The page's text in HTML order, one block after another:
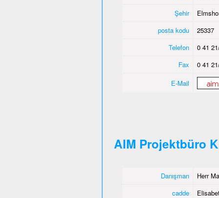
Şehir
posta kodu
25337
Telefon
0 41
Fax
0 41
E-Mail
AIM Projektbüro
Danışman
Herr
cadde